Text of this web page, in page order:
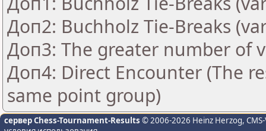
Доп2: Buchholz Tie-Breaks
Доп3: The greater number of
Доп4: Direct Encounter (The
same point group)
сервер Chess-Tournament-Results © 2006-2026 Heinz Herzog,